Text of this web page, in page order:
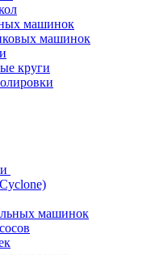
машинок
машинок
круги
машинок